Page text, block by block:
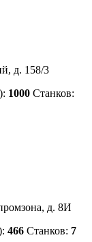
д. 158/3
1000 Станков:
д. 8И
466 Станков: 7